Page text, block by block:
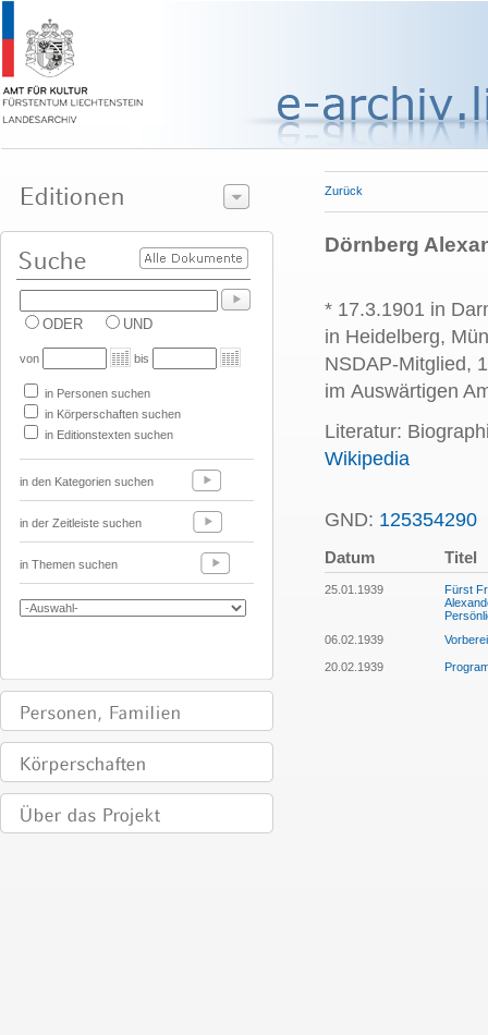
ODER UND
von bis
in Personen suchen
in Körperschaften suchen
in Editionstexten suchen
in den Kategorien suchen
in der Zeitleiste suchen
in Themen suchen
Zurück
Dörnberg
* 17.3.1901 in
in Heidelberg,
NSDAP-Mitglied,
im Auswärtigen
Literatur:
Wikipedia
GND: 125354290
Datum Titel
25.01.1939
Fürst
06.02.1939
20.02.1939